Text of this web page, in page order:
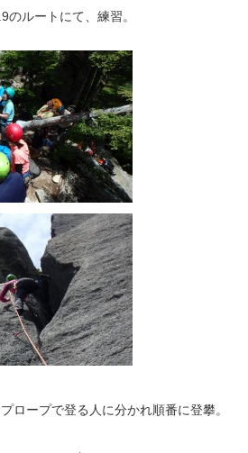
ルートにて、練習。
ロープで登る人に分かれ順番に登攀。